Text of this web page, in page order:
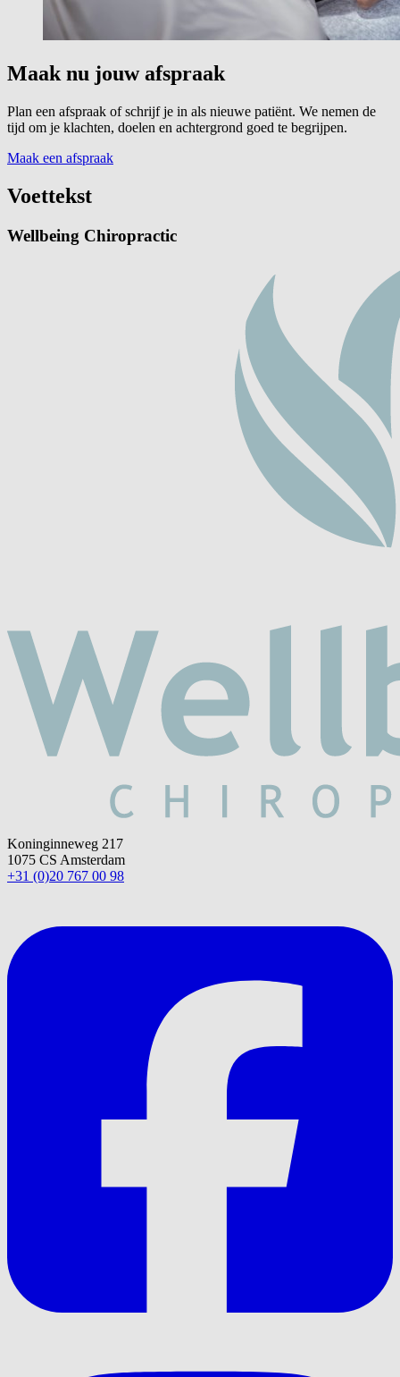
Maak nu jouw afspraak
Plan een afspraak of schrijf je in als nieuwe patiënt. We nemen de
tijd om je klachten, doelen en achtergrond goed te begrijpen.
Maak een afspraak
Voettekst
Wellbeing Chiropractic
Koninginneweg 217
1075 CS Amsterdam
+31 (0)20 767 00 98